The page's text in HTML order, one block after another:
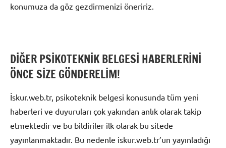
konumuza da göz gezdirmenizi öneririz.
DİĞER PSİKOTEKNİK BELGESİ HABERLERİNİ
ÖNCE SİZE GÖNDERELİM!
İskur.web.tr, psikoteknik belgesi konusunda tüm yeni
haberleri ve duyuruları çok yakından anlık olarak takip
etmektedir ve bu bildiriler ilk olarak bu sitede
yayınlanmaktadır. Bu nedenle iskur.web.tr’un yayınladığı